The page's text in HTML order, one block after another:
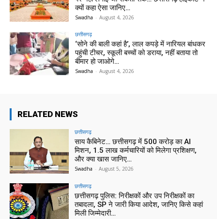
क्यों कहा ऐसा जानिए…
Swadha - August 4, 2026
छत्तीसगढ़
‘सोने की बाली कहां है’, लाल कपड़े में नारियल बांधकर
पहुंची टीचर, स्कूली बच्चों को डराया, नहीं बताया तो
बीमार हो जाओगे…
Swadha - August 4, 2026
RELATED NEWS
छत्तीसगढ़
साय कैबिनेट… छत्तीसगढ़ में 500 करोड़ का AI
मिशन, 1.5 लाख कर्मचारियों को मिलेगा प्रशिक्षण,
और क्या खास जानिए…
Swadha - August 5, 2026
छत्तीसगढ़
छत्तीसगढ़ पुलिस: निरीक्षकों और उप निरीक्षकों का
तबादला, SP ने जारी किया आदेश, जानिए किसे कहां
मिली जिम्मेदारी…